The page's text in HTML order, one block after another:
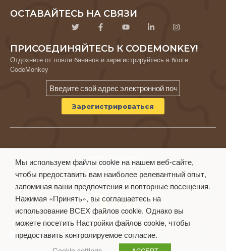
ОСТАВАЙТЕСЬ НА СВЯЗИ
ПРИСОЕДИНЯЙТЕСЬ К CODEMONKEY!
Отдохните от ловли бананов и зарегистрируйтесь в блоге
CodeMonkey
ПОЛИТИКА КОНФИДЕНЦИАЛЬНОСТИ
Условия использования
Мы используем файлы cookie на нашем веб-сайте,
чтобы предоставить вам наиболее релевантный опыт,
запоминая ваши предпочтения и повторные посещения.
Нажимая «Принять», вы соглашаетесь на
использование ВСЕХ файлов cookie. Однако вы
можете посетить Настройки файлов cookie, чтобы
предоставить контролируемое согласие.